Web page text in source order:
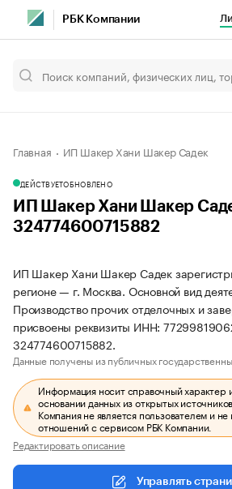
РБК Компании
Главная ИП Шакер Хани Шакер Садек
ДЕЙСТВУЕТОБНОВЛЕНО
ИП Шакер Хани Шакер
324774600715882
ИП Шакер Хани Шакер Садек
регионе — г. Москва. Основной вид
Производство прочих отделочных и
присвоены реквизиты ИНН:
324774600715882.
Данные получены из публичных
Информация носит справочный характер
основании данных из открытых источников.
Компания не является пользователем и
отношений с сервисом РБК Компании.
Редактировать описание
Управлять